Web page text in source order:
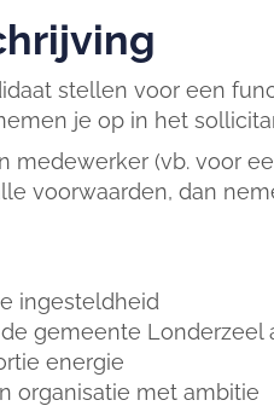
stellen voor een
je op in het
medewerker (vb. voor
voorwaarden, dan
ingesteldheid
gemeente Londerzeel
energie
organisatie met ambitie